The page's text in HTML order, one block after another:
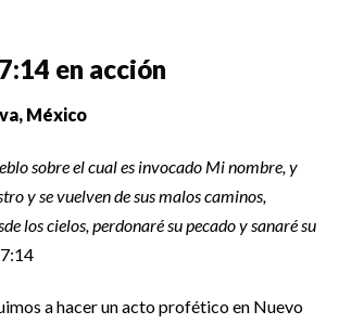
en acción
México
sobre el cual es invocado Mi nombre, y
y se vuelven de sus malos caminos,
los cielos, perdonaré su pecado y sanaré su
a hacer un acto profético en Nuevo